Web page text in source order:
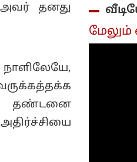
தனது
தண்டனை